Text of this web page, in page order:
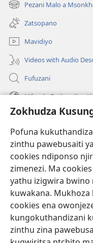
Zokhudza
Pofuna
zinthu pawebusaiti
cookies ndiponso
zimenezi. Ma
yathu izigwira
kuwakana.
cookies ena
kungokuthandizani
zinthu zina
lina)
Pezani Malo a
(imatsegula
tsamba
lina)
Zatsopano
Mavidiyo
Videos with Audio
Fufuzani
Mfundo Zothandiza
Zokuthandizani
(imatsegula
tsamba
lina)
Watchtower
(imatsegula
tsamba
lina)
JW Hub ®
(imatsegula
tsamba
lina)
JW Laibulale
Watchtower Library